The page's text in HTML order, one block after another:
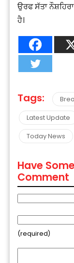
ਉਰਫ ਸੱਤਾ
ਹੈ।
Tags:
Latest Update
Today News
Have
Comment
(required)